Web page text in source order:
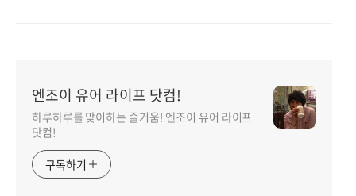
엔조이 유어 라이프 닷컴!
하루하루를 맞이하는 즐거움! 엔조이 유어 라이프
닷컴!
구독하기